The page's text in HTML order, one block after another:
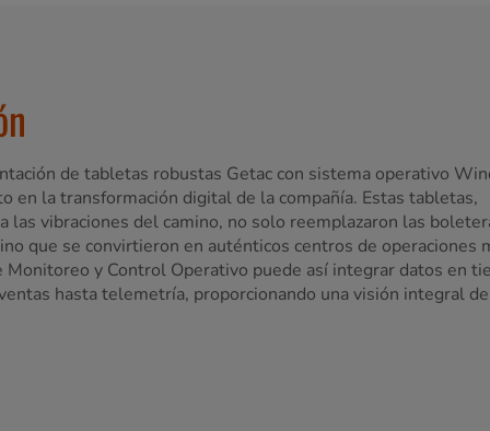
de tabletas robustas Getac con sistema operativo
en la transformación digital de la compañía. Estas tabletas,
las vibraciones del camino, no solo reemplazaron las
que se convirtieron en auténticos centros de operaciones
Monitoreo y Control Operativo puede así integrar datos en
hasta telemetría, proporcionando una visión integral